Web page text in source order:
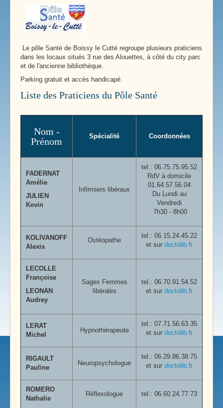
Le pôle Santé de Boissy le Cutté regroupe plusieurs praticiens
dans les locaux situés 3 rue des Alouettes, à côté du city parc
et de l'ancienne bibliothèque.
Parking gratuit et accès handicapé.
Liste des Praticiens du Pôle Santé
Nom -
Prénom
Spécialité Coordonnées
FADERNAT
Amélie
JULIEN
Kevin
Infirmiers libéraux
tel.: 06.75.75.95.52
RdV à domicile
01.64.57.56.04
Du Lundi au
Vendredi
7h30 - 8h00
KOLIVANOFF
Alexis
Ostéopathe
tel.: 06.15.24.45.22
et sur doctolib.fr
LECOLLE
Françoise
LEONAN
Audrey
Sages Femmes
libérales
tel.: 06.70.91.54.52
et sur doctolib.fr
LERAT
Michel
Hypnothérapeute
tel.: 07.71.56.63.35
et sur doctolib.fr
RIGAULT
Pauline
Neuropsychologue
tel.: 06.29.86.38.75
et sur doctolib.fr
ROMERO
Nathalie
Réflexologue tel.: 06.60.24.77.73